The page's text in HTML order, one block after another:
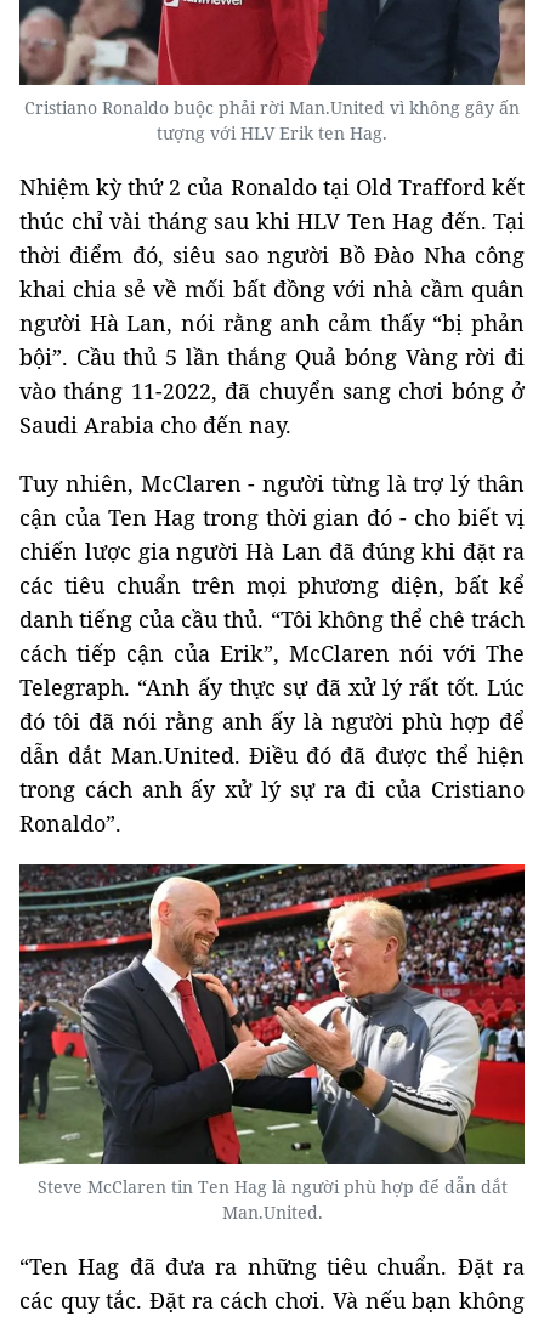
Cristiano Ronaldo buộc phải rời Man.United vì không gây ấn
tượng với HLV Erik ten Hag.
Nhiệm kỳ thứ 2 của Ronaldo tại Old Trafford kết
thúc chỉ vài tháng sau khi HLV Ten Hag đến. Tại
thời điểm đó, siêu sao người Bồ Đào Nha công
khai chia sẻ về mối bất đồng với nhà cầm quân
người Hà Lan, nói rằng anh cảm thấy “bị phản
bội”. Cầu thủ 5 lần thắng Quả bóng Vàng rời đi
vào tháng 11-2022, đã chuyển sang chơi bóng ở
Saudi Arabia cho đến nay.
Tuy nhiên, McClaren - người từng là trợ lý thân
cận của Ten Hag trong thời gian đó - cho biết vị
chiến lược gia người Hà Lan đã đúng khi đặt ra
các tiêu chuẩn trên mọi phương diện, bất kể
danh tiếng của cầu thủ. “Tôi không thể chê trách
cách tiếp cận của Erik”, McClaren nói với The
Telegraph. “Anh ấy thực sự đã xử lý rất tốt. Lúc
đó tôi đã nói rằng anh ấy là người phù hợp để
dẫn dắt Man.United. Điều đó đã được thể hiện
trong cách anh ấy xử lý sự ra đi của Cristiano
Ronaldo”.
Steve McClaren tin Ten Hag là người phù hợp để dẫn dắt
Man.United.
“Ten Hag đã đưa ra những tiêu chuẩn. Đặt ra
các quy tắc. Đặt ra cách chơi. Và nếu bạn không